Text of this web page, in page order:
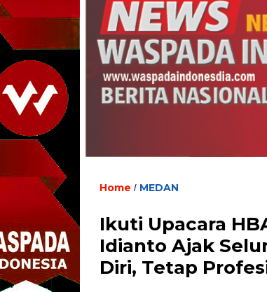
Home / MEDAN
Ikuti Upacara
Idianto Ajak
Diri, Tetap